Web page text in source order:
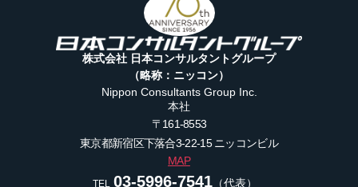
株式会社 日本コンサルタントグループ
（略称：ニッコン）
Nippon Consultants Group Inc.
本社
〒161-8553
東京都新宿区下落合3-22-15ニッコンビル
MAP
TEL 03-5996-7541（代表）